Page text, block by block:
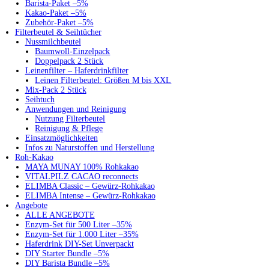
Barista-Paket –5%
Kakao-Paket –5%
Zubehör-Paket –5%
Filterbeutel & Seihtücher
Nussmilchbeutel
Baumwoll-Einzelpack
Doppelpack 2 Stück
Leinenfilter – Haferdrinkfilter
Leinen Filterbeutel: Größen M bis XXL
Mix-Pack 2 Stück
Seihtuch
Anwendungen und Reinigung
Nutzung Filterbeutel
Reinigung & Pflege
Einsatzmöglichkeiten
Infos zu Naturstoffen und Herstellung
Roh-Kakao
MAYA MUNAY 100% Rohkakao
VITALPILZ CACAO reconnects
ELIMBA Classic – Gewürz-Rohkakao
ELIMBA Intense – Gewürz-Rohkakao
Angebote
ALLE ANGEBOTE
Enzym-Set für 500 Liter –35%
Enzym-Set für 1.000 Liter –35%
Haferdrink DIY-Set Unverpackt
DIY Starter Bundle –5%
DIY Barista Bundle –5%